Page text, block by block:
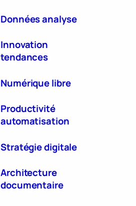
Données analyse
Innovation
tendances
Numérique libre
Productivité
automatisation
Stratégie digitale
Architecture
documentaire